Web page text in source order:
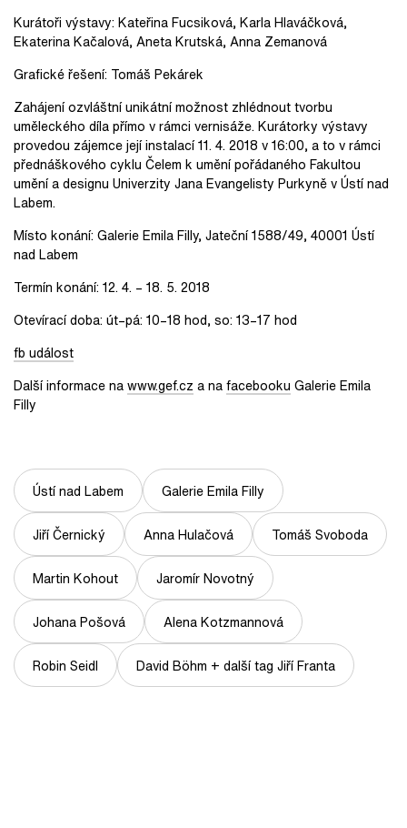
Kurátoři výstavy: Kateřina Fucsiková, Karla Hlaváčková,
Ekaterina Kačalová, Aneta Krutská, Anna Zemanová
Grafické řešení: Tomáš Pekárek
Zahájení ozvláštní unikátní možnost zhlédnout tvorbu
uměleckého díla přímo v rámci vernisáže. Kurátorky výstavy
provedou zájemce její instalací 11. 4. 2018 v 16:00, a to v rámci
přednáškového cyklu Čelem k umění pořádaného Fakultou
umění a designu Univerzity Jana Evangelisty Purkyně v Ústí nad
Labem.
Místo konání: Galerie Emila Filly, Jateční 1588/49, 40001 Ústí
nad Labem
Termín konání: 12. 4. – 18. 5. 2018
Otevírací doba: út–pá: 10–18 hod, so: 13–17 hod
fb událost
Další informace nawww.gef.cz a nafacebooku Galerie Emila
Filly
Ústí nad Labem Galerie Emila Filly
Jiří Černický Anna Hulačová Tomáš Svoboda
Martin Kohout Jaromír Novotný
Johana Pošová Alena Kotzmannová
Robin Seidl David Böhm + další tag Jiří Franta